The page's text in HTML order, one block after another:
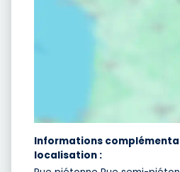
Informations
localisation :